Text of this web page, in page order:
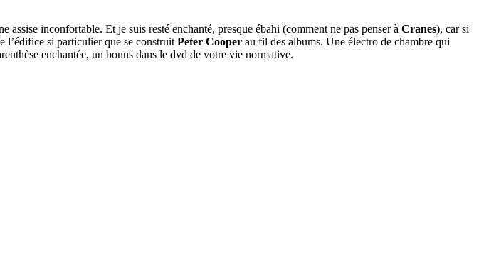
assise inconfortable. Et je suis resté enchanté, presque ébahi (comment ne pas penser à Cranes), car si
l’édifice si particulier que se construit Peter Cooper au fil des albums. Une électro de chambre qui
enchantée, un bonus dans le dvd de votre vie normative.